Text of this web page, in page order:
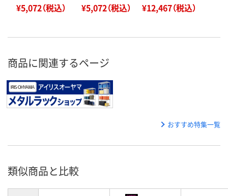
¥5,072（税込） ¥5,072（税込） ¥12,467（税込）
商品に関連するページ
おすすめ特集一覧
類似商品と比較